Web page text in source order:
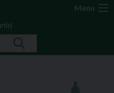
Menu